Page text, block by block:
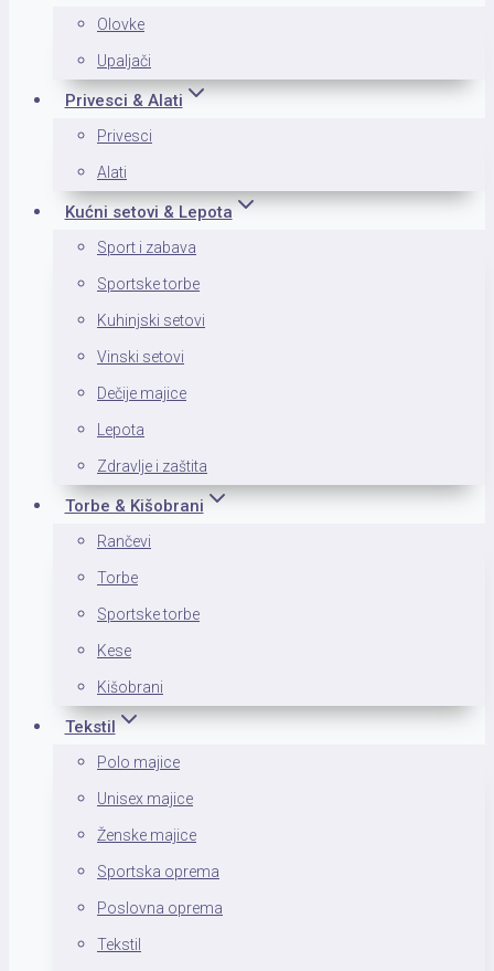
Olovke
Upaljači
Privesci & Alati
Privesci
Alati
Kućni setovi & Lepota
Sport i zabava
Sportske torbe
Kuhinjski setovi
Vinski setovi
Dečije majice
Lepota
Zdravlje i zaštita
Torbe & Kišobrani
Rančevi
Torbe
Sportske torbe
Kese
Kišobrani
Tekstil
Polo majice
Unisex majice
Ženske majice
Sportska oprema
Poslovna oprema
Tekstil